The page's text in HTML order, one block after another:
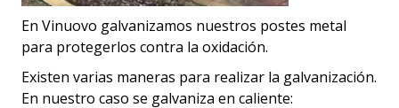
En Vinuovo galvanizamos nuestros postes metal
para protegerlos contra la oxidación.
Existen varias maneras para realizar la galvanización.
En nuestro caso se galvaniza en caliente: